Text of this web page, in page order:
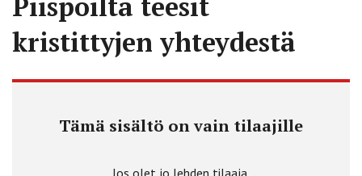
kristittyjen yhteydestä
Tämä sisältö on vain tilaajille
Jos olet jo lehden tilaaja,